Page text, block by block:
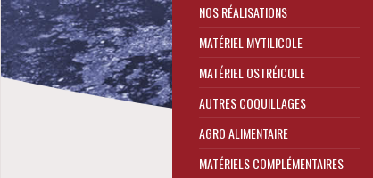
NOS RÉALISATIONS
MATÉRIEL MYTILICOLE
MATÉRIEL OSTRÉICOLE
AUTRES COQUILLAGES
AGRO ALIMENTAIRE
MATÉRIELS COMPLÉMENTAIRES